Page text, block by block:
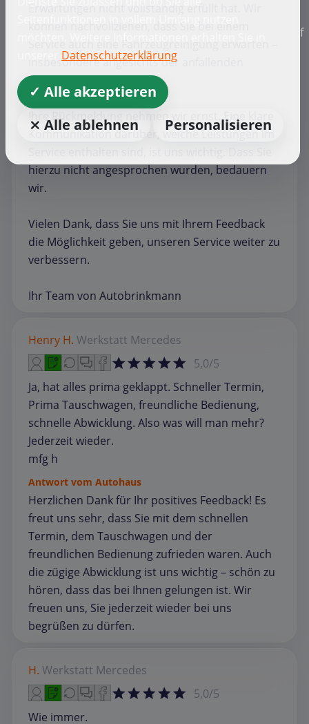
Erwartungen nicht vollständig erfüllt hat. Wir
können nachvollziehen, dass Sie bei einem
Service auch eine Fahrzeugreinigung erwarten –
insbesondere angesichts der anfallenden
Kosten.
Ihre Rückmeldung nehmen wir ernst. Eine klare
Kommunikation darüber, welche Leistungen im
hierzu nicht angesprochen wurden, bedauern
wir.
Vielen Dank, dass Sie uns mit Ihrem Feedback
die Möglichkeit geben, unseren Service weiter zu
verbessern.
Ihr Team von Autobrinkmann
Henry H. Werkstatt Mercedes
5,0/5
Ja, hat alles prima geklappt. Schneller Termin,
Prima Tauschwagen, freundliche Bedienung,
schnelle Abwicklung. Also was will man mehr?
Jederzeit wieder.
mfg h
Antwort vom Autohaus
Herzlichen Dank für Ihr positives Feedback! Es
freut uns sehr, dass Sie mit dem schnellen
Termin, dem Tauschwagen und der
freundlichen Bedienung zufrieden waren. Auch
die zügige Abwicklung ist uns wichtig – schön zu
hören, dass das bei Ihnen gelungen ist. Wir
freuen uns, Sie jederzeit wieder bei uns
begrüßen zu dürfen.
H. Werkstatt Mercedes
5,0/5
Wie immer.
Seitenfunktionen in vollem Umfang nutzen
möchten. Weitere Informationen erhalten Sie in
Datenschutzerklärung
✓ Alle akzeptieren
⨯ Alle ablehnen
Personalisieren
f